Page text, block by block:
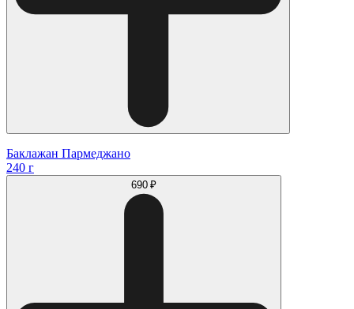
Баклажан Пармеджано
240 г
690 ₽